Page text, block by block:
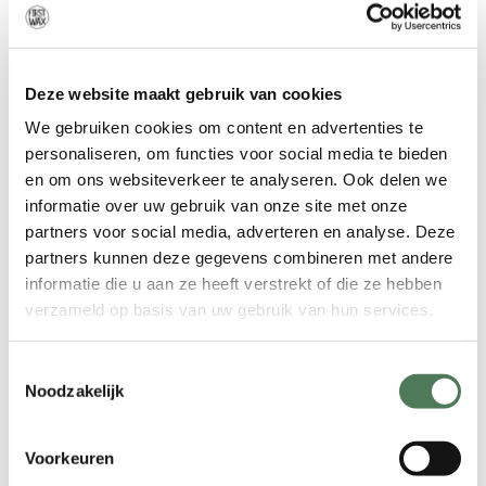
Deze website maakt gebruik van cookies
We gebruiken cookies om content en advertenties te
personaliseren, om functies voor social media te bieden
en om ons websiteverkeer te analyseren. Ook delen we
informatie over uw gebruik van onze site met onze
partners voor social media, adverteren en analyse. Deze
partners kunnen deze gegevens combineren met andere
informatie die u aan ze heeft verstrekt of die ze hebben
verzameld op basis van uw gebruik van hun services.
Noodzakelijk
Voorkeuren
verschillende voordelen. Deze maken
het een uitstekende keuze voor
Vrijwel pijnloos: Dankzij de
innovatieve ICE Plus koeling voelt de
behandeling comfortabel aan. Dit is
een groot voordeel ten opzichte van
oudere laserapparaten of
ontharingsmethoden zoals harsen,
die vaak pijnlijk zijn.
Snel en effectief: De behandeling is
niet alleen snel, maar ook zeer
of rug kunnen in korte tijd worden
volledige reeks behandelingen merk